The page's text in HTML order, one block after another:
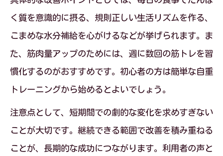
く質を意識的に摂る、規則正しい生活リズムを作る、
こまめな水分補給を心がけるなどが挙げられます。ま
た、筋肉量アップのためには、週に数回の筋トレを習
慣化するのがおすすめです。初心者の方は簡単な自重
トレーニングから始めるとよいでしょう。
注意点として、短期間での劇的な変化を求めすぎない
ことが大切です。継続できる範囲で改善を積み重ねる
ことが、長期的な成功につながります。利用者の声と